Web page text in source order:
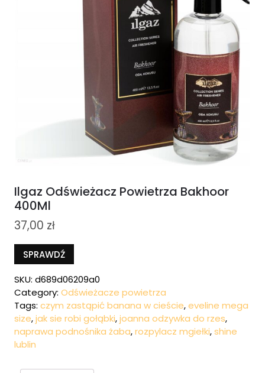
Ilgaz Odświeżacz Powietrza Bakhoor
400Ml
37,00 zł
SPRAWDŹ
SKU: d689d06209a0
Category: Odświeżacze powietrza
Tags: czym zastąpić banana w cieście,eveline mega
size,jak sie robi gołąbki,joanna odzywka do rzes,
naprawa podnośnika żaba,rozpylacz mgiełki,shine
lublin